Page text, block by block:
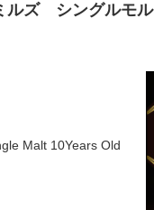
ルズ シングルモ
Malt 10Years Old